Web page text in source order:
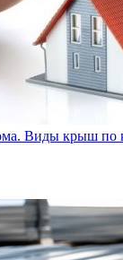
Виды крыш по